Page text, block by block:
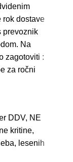
rok dostave
prevoznik
Na
zagotoviti :
za ročni
DDV, NE
kritine,
lesenih